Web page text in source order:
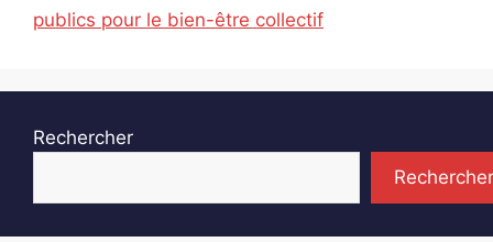
publics pour le bien-être collectif
Rechercher
Rechercher